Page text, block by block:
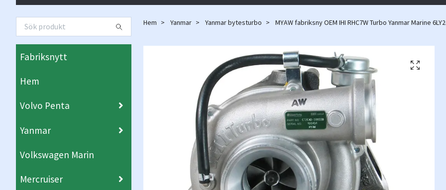
Fabriksnytt
Hem
Volvo Penta
Yanmar
Volkswagen Marin
Mercruiser
Hem Yanmar Yanmar bytesturbo MYAW fabriksny OEM IHI RHC7W Turbo Yanmar Marine